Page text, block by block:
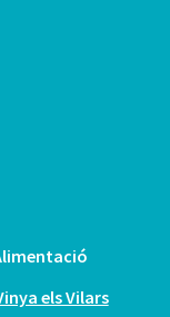
els Vilars